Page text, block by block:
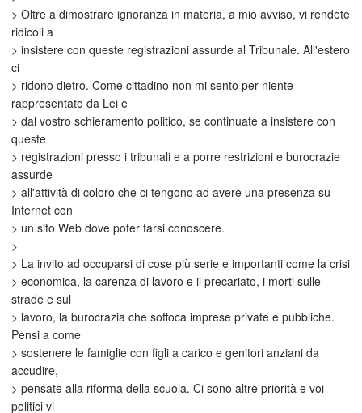
> Oltre a dimostrare ignoranza in materia, a mio avviso, vi rendete
ridicoli a
> insistere con queste registrazioni assurde al Tribunale. All'estero
ci
> ridono dietro. Come cittadino non mi sento per niente
rappresentato da Lei e
> dal vostro schieramento politico, se continuate a insistere con
queste
> registrazioni presso i tribunali e a porre restrizioni e burocrazie
assurde
> all'attività di coloro che ci tengono ad avere una presenza su
Internet con
> un sito Web dove poter farsi conoscere.
>
> La invito ad occuparsi di cose più serie e importanti come la crisi
> economica, la carenza di lavoro e il precariato, i morti sulle
strade e sul
> lavoro, la burocrazia che soffoca imprese private e pubbliche.
Pensi a come
> sostenere le famiglie con figli a carico e genitori anziani da
accudire,
> pensate alla riforma della scuola. Ci sono altre priorità e voi
politici vi